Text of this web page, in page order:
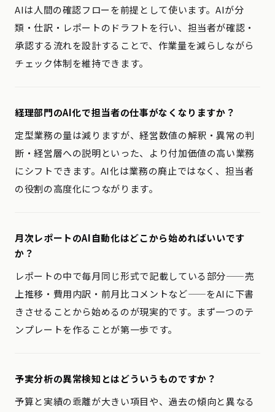
AIは人間の確認フローを前提として使います。AIが分
類・仕訳・レポートのドラフトを行い、担当者が確認・
承認する流れを設計することで、作業量を減らしながら
チェック体制を維持できます。
経理部門のAI化で担当者の仕事がなくなりますか？
定型業務の量は減りますが、経営数値の解釈・異常の判
断・経営層への説明といった、より付加価値の高い業務
にシフトできます。AI化は業務の廃止ではなく、担当者
の役割の高度化につながります。
月次レポートのAI自動化はどこから始めればいいです
か？
レポートの中で毎月同じ形式で記載している部分——売
上推移・費用内訳・前月比コメントなど——をAIに下書
きさせることから始めるのが現実的です。まず一つのテ
ンプレートを作ることが第一歩です。
予実分析の異常検知とはどういうものですか？
予算と実績の乖離が大きい項目や、過去の傾向と異なる